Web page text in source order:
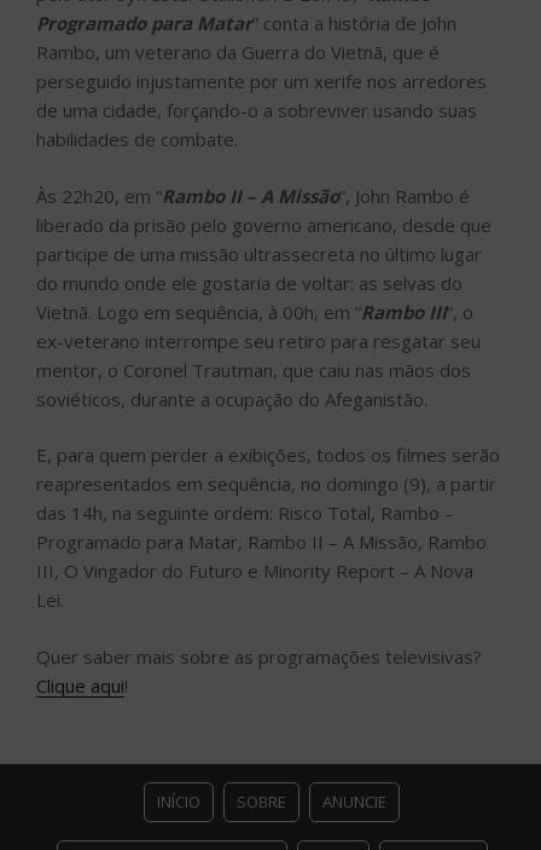
Programado para Matar” conta a história de John
Rambo, um veterano da Guerra do Vietnã, que é
perseguido injustamente por um xerife nos arredores
de uma cidade, forçando-o a sobreviver usando suas
habilidades de combate.
Às 22h20, em “Rambo II – A Missão“, John Rambo é
liberado da prisão pelo governo americano, desde que
participe de uma missão ultrassecreta no último lugar
do mundo onde ele gostaria de voltar: as selvas do
Vietnã. Logo em sequência, à 00h, em “Rambo III“, o
ex-veterano interrompe seu retiro para resgatar seu
mentor, o Coronel Trautman, que caiu nas mãos dos
soviéticos, durante a ocupação do Afeganistão.
E, para quem perder a exibições, todos os filmes serão
reapresentados em sequência, no domingo (9), a partir
das 14h, na seguinte ordem: Risco Total, Rambo –
Programado para Matar, Rambo II – A Missão, Rambo
III, O Vingador do Futuro e Minority Report – A Nova
Lei.
Quer saber mais sobre as programações televisivas?
Clique aqui!
INÍCIO SOBRE ANUNCIE